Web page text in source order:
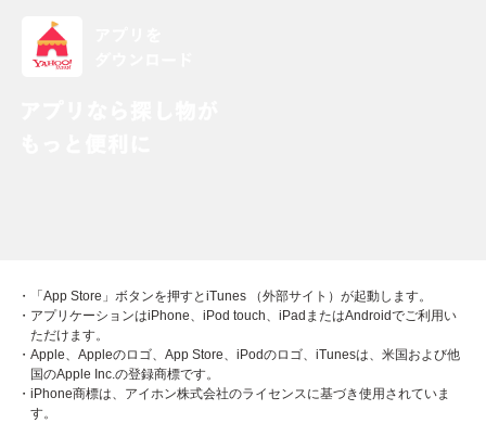
・「App Store」ボタンを押すとiTunes （外部サイト）が起動します。
・アプリケーションはiPhone、iPod touch、iPadまたはAndroidでご利用い
ただけます。
・Apple、Appleのロゴ、App Store、iPodのロゴ、iTunesは、米国および他
国のApple Inc.の登録商標です。
・iPhone商標は、アイホン株式会社のライセンスに基づき使用されていま
す。